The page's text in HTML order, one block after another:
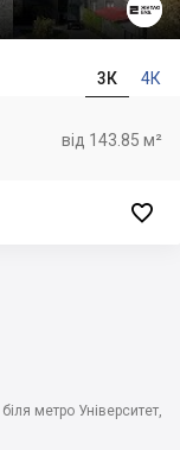
3К 4К
від 143.85 м²

метро Університет,